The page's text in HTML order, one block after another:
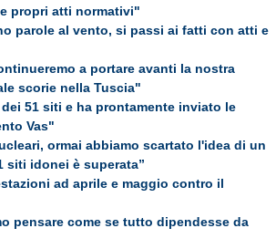
propri atti normativi"
parole al vento, si passi ai fatti con atti e
a portare avanti la nostra
scorie nella Tuscia"
51 siti e ha prontamente inviato le
Vas"
ormai abbiamo scartato l'idea di un
siti idonei è superata”
ad aprile e maggio contro il
pensare come se tutto dipendesse da